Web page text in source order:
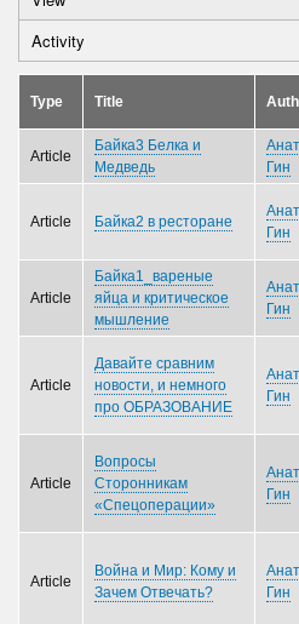
Primary
tabs
Activity
tab)
Type Title
Article
Байка3 Белка и
Медведь
Гин
Article Байка2 в ресторане
Гин
Article
Байка1_вареные
яйца и критическое
мышление
Гин
Article
Давайте сравним
новости, и немного
про ОБРАЗОВАНИЕ
Гин
Article
Вопросы
Сторонникам
«Спецоперации»
Гин
Article
Война и Мир: Кому и
Зачем Отвечать?
Гин